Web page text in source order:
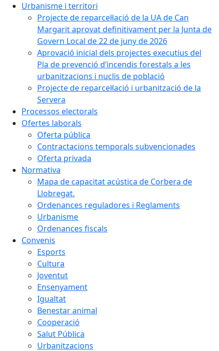
Urbanisme i territori
Projecte de reparcel·lació de la UA de Can
Margarit aprovat definitivament per la Junta de
Govern Local de 22 de juny de 2026
Aprovació inicial dels projectes executius del
Pla de prevenció d’incendis forestals a les
urbanitzacions i nuclis de població
Projecte de reparcel·lació i urbanització de la
Servera
Processos electorals
Ofertes laborals
Oferta pública
Contractacions temporals subvencionades
Oferta privada
Normativa
Mapa de capacitat acústica de Corbera de
Llobregat.
Ordenances reguladores i Reglaments
Urbanisme
Ordenances fiscals
Convenis
Esports
Cultura
Joventut
Ensenyament
Igualtat
Benestar animal
Cooperació
Salut Pública
Urbanitzacions